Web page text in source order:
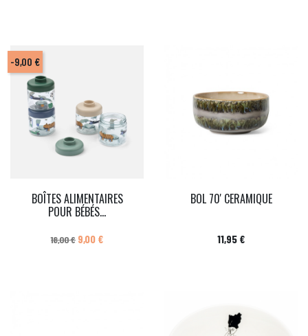
BOÎTES ALIMENTAIRES
POUR BÉBÉS...
Prix de base
18,00 € Prix
9,00 €
-9,00 €
BOL 70' CERAMIQUE
Prix
11,95 €